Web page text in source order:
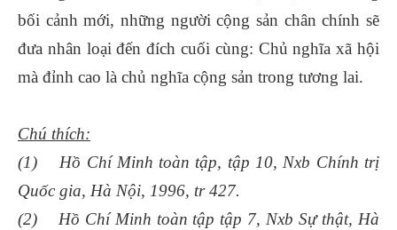
bối cảnh mới, những người cộng sản chân chính sẽ
đưa nhân loại đến đích cuối cùng: Chủ nghĩa xã hội
mà đỉnh cao là chủ nghĩa cộng sản trong tương lai.
Chú thích:
(1) Hồ Chí Minh toàn tập, tập 10, Nxb Chính trị
Quốc gia, Hà Nội, 1996, tr 427.
(2) Hồ Chí Minh toàn tập tập 7, Nxb Sự thật, Hà